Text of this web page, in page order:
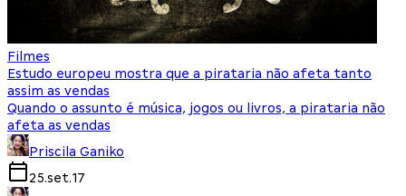
Filmes
Estudo europeu mostra que a pirataria não afeta tanto
assim as vendas
Quando o assunto é música, jogos ou livros, a pirataria não
afeta as vendas
Priscila Ganiko
25.set.17